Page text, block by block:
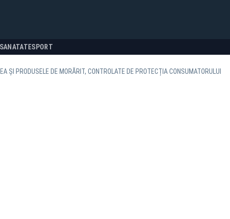
SANATATESPORT
ȘI PRODUSELE DE MORĂRIT, CONTROLATE DE PROTECȚIA CONSUMATORULUI